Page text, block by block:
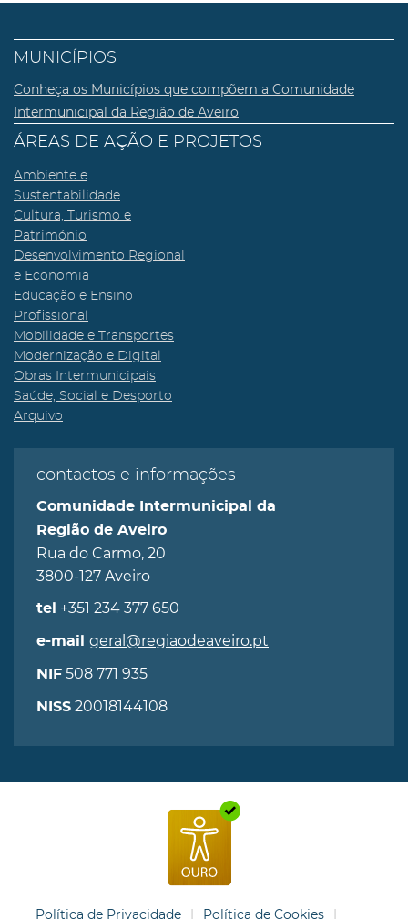
MUNICÍPIOS
Conheça os Municípios que compõem a Comunidade
Intermunicipal da Região de Aveiro
ÁREAS DE AÇÃO E PROJETOS
Ambiente e
Sustentabilidade
Cultura, Turismo e
Património
Desenvolvimento Regional
e Economia
Educação e Ensino
Profissional
Mobilidade e Transportes
Modernização e Digital
Obras Intermunicipais
Saúde, Social e Desporto
Arquivo
contactos e informações
Comunidade Intermunicipal da
Região de Aveiro
Rua do Carmo, 20
3800-127 Aveiro
tel +351 234 377 650
e-mail geral@regiaodeaveiro.pt
NIF 508 771 935
NISS 20018144108
Política de Privacidade Política de Cookies